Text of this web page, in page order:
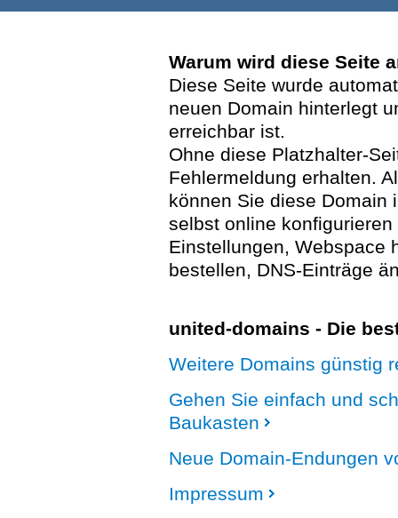
Warum wird diese Seite
Diese Seite wurde
neuen Domain hinterlegt
erreichbar ist.
Ohne diese Platzhalter-
Fehlermeldung erhalten.
können Sie diese Domain
selbst online
Einstellungen, Webspace
bestellen, DNS-Einträge
united-domains - Die
Weitere Domains günstig
Gehen Sie einfach und
Baukasten
Neue Domain-Endungen
Impressum